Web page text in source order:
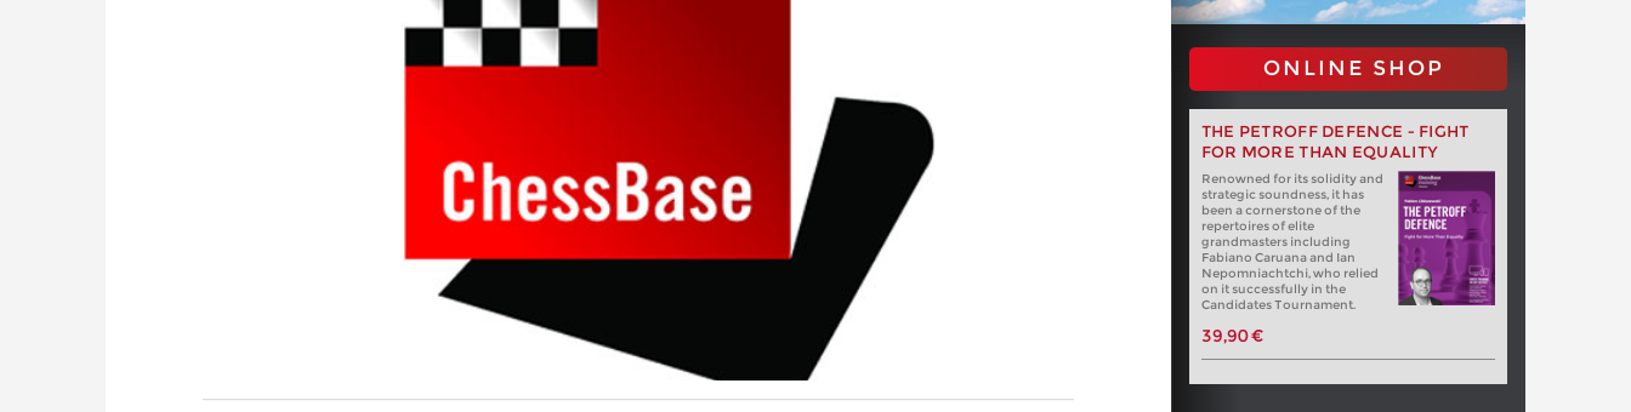
ONLINE SHOP
THE PETROFF DEFENCE - FIGHT
FOR MORE THAN EQUALITY
Renowned for its solidity and
strategic soundness, it has
been a cornerstone of the
repertoires of elite
grandmasters including
Fabiano Caruana and Ian
Nepomniachtchi, who relied
on it successfully in the
Candidates Tournament.
39,90 €